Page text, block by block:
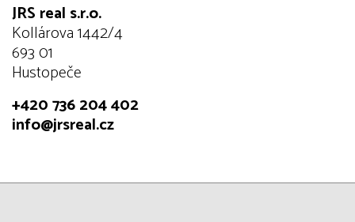
JRS real s.r.o.
Kollárova 1442/4
693 01
Hustopeče
+420 736 204 402
info@jrsreal.cz